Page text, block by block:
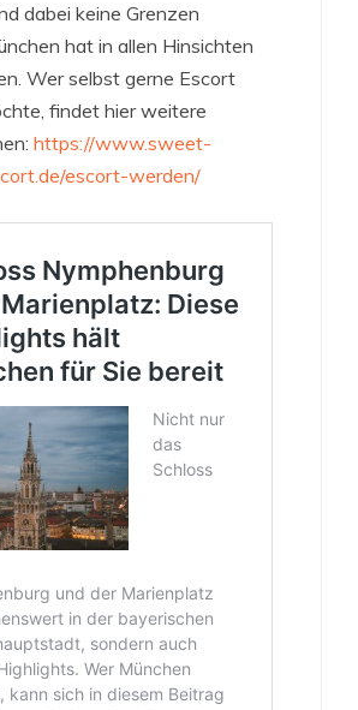
dabei keine Grenzen
hat in allen Hinsichten
Wer selbst gerne Escort
findet hier weitere
https://www.sweet-
escort-werden/